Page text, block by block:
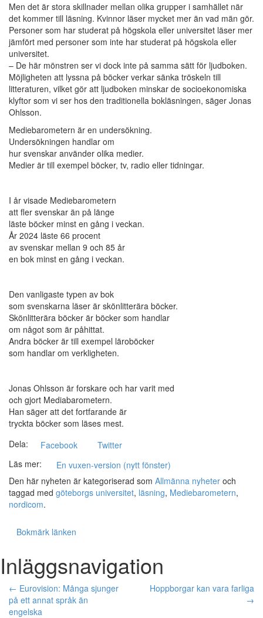
Men det är stora skillnader mellan olika grupper i samhället när
det kommer till läsning. Kvinnor läser mycket mer än vad män gör.
Personer som har studerat på högskola eller universitet läser mer
jämfört med personer som inte har studerat på högskola eller
universitet.
– De här mönstren ser vi dock inte på samma sätt för ljudboken.
Möjligheten att lyssna på böcker verkar sänka tröskeln till
litteraturen, vilket gör att ljudboken minskar de socioekonomiska
klyftor som vi ser hos den traditionella bokläsningen, säger Jonas
Ohlsson.
Mediebarometern är en undersökning.
Undersökningen handlar om
hur svenskar använder olika medier.
Medier är till exempel böcker, tv, radio eller tidningar.
I år visade Mediebarometern
att fler svenskar än på länge
läste böcker minst en gång i veckan.
År 2024 läste 66 procent
av svenskar mellan 9 och 85 år
en bok minst en gång i veckan.
Den vanligaste typen av bok
som svenskarna läser är skönlitterära böcker.
Skönlitterära böcker är böcker som handlar
om något som är påhittat.
Andra böcker är till exempel läroböcker
som handlar om verkligheten.
Jonas Ohlsson är forskare och har varit med
och gjort Mediabarometern.
Han säger att det fortfarande är
tryckta böcker som läses mest.
Dela:
Facebook
Twitter
Läs mer:
En vuxen-version (nytt fönster)
Den här nyheten är kategoriserad som Allmänna nyheter och
taggad med göteborgs universitet, läsning, Mediebarometern,
nordicom.
Bokmärk länken
Inläggsnavigation
← Eurovision: Många sjunger
på ett annat språk än
engelska
Hoppborgar kan vara farliga
→